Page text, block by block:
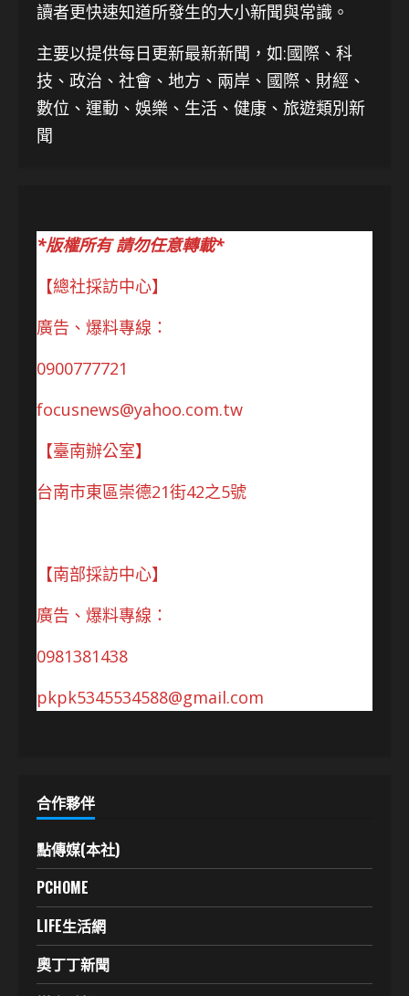
讀者更快速知道所發生的大小新聞與常識。
主要以提供每日更新最新新聞 ，如:國際、科
技、 政治、社會、地方、兩岸、國際、財經、
數位、運動、娛樂、生活、健康、旅遊類別新
聞
*版權所有 請勿任意轉載*
【總社採訪中心】
廣告、爆料專線：
0900777721
focusnews@yahoo.com.tw
【臺南辦公室】
台南市東區崇德21街42之5號
【南部採訪中心】
廣告、爆料專線：
0981381438
pkpk5345534588@gmail.com
合作夥伴
點傳媒(本社)
PCHOME
LIFE生活網
奧丁丁新聞